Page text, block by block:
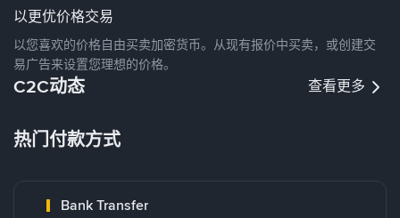
以更优价格交易
以您喜欢的价格自由买卖加密货币。从现有报价中买卖，或创建交
易广告来设置您理想的价格。
C2C动态 查看更多
热门付款方式
Bank Transfer